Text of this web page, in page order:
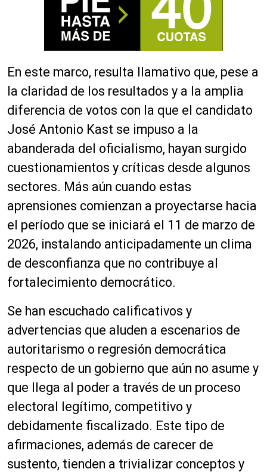
En este marco, resulta llamativo que, pese a
la claridad de los resultados y a la amplia
diferencia de votos con la que el candidato
José Antonio Kast se impuso a la
abanderada del oficialismo, hayan surgido
cuestionamientos y críticas desde algunos
sectores. Más aún cuando estas
aprensiones comienzan a proyectarse hacia
el período que se iniciará el 11 de marzo de
2026, instalando anticipadamente un clima
de desconfianza que no contribuye al
fortalecimiento democrático.
Se han escuchado calificativos y
advertencias que aluden a escenarios de
autoritarismo o regresión democrática
respecto de un gobierno que aún no asume y
que llega al poder a través de un proceso
electoral legítimo, competitivo y
debidamente fiscalizado. Este tipo de
afirmaciones, además de carecer de
sustento, tienden a trivializar conceptos y